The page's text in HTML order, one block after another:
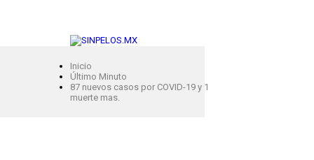
Inicio
Último Minuto
87 nuevos casos por COVID-19 y 1
muerte mas.